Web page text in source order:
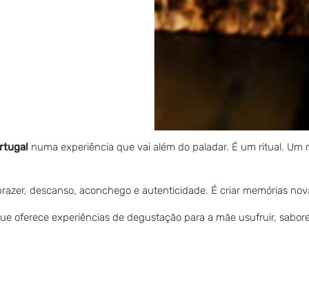
lentamente um dos licores.
mãe é permitir que ela se cuide e recarregue energias com
— é um ritual de carinho
numa experiência que vai além do paladar. É um ritual.
descanso, aconchego e autenticidade. É criar memórias
oferece experiências de degustação para a mãe usufruir,